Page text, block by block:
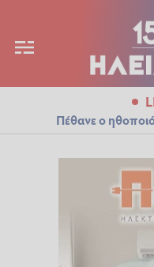
Πέθανε ο